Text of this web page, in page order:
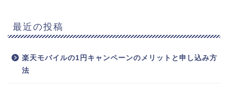
最近の投稿
楽天モバイルの1円キャンペーンのメリットと申し込み方
法